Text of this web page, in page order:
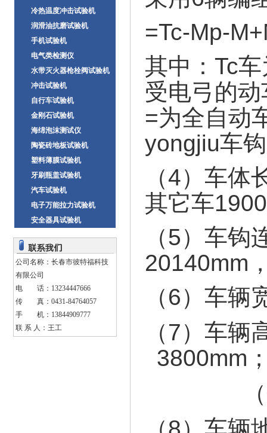
冷热温度冲击试验机
润滑油抗磨试验机
手机试验机
电气类检测仪
水带灭火器枪栓阀试验机
冲击试验机
自行车试验机
金刚石试验机
海绵泡沫测试仪
陶瓷砖地板试验机
塑料薄膜试验机
牙刷瓶盖试验机
汽车试验机
电子万能拉力试验机
安全器具试验机
公司名称：长春市彼特福科技
有限公司
电 话：13234447666
传 真：0431-84764057
手 机：13844909777
联 系 人：王工
=Tc-Mp-
其中：Tc
受电弓的
=为全自动
yongjiu车
（4）车
其它车
（5）车
20140mm
（6）
（7）车辆
3800mm
（落